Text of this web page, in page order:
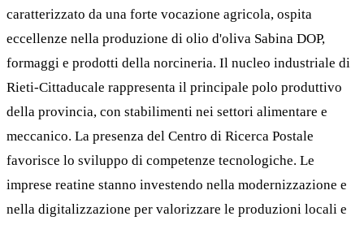
caratterizzato da una forte vocazione agricola, ospita
eccellenze nella produzione di olio d'oliva Sabina DOP,
formaggi e prodotti della norcineria. Il nucleo industriale di
Rieti-Cittaducale rappresenta il principale polo produttivo
della provincia, con stabilimenti nei settori alimentare e
meccanico. La presenza del Centro di Ricerca Postale
favorisce lo sviluppo di competenze tecnologiche. Le
imprese reatine stanno investendo nella modernizzazione e
nella digitalizzazione per valorizzare le produzioni locali e